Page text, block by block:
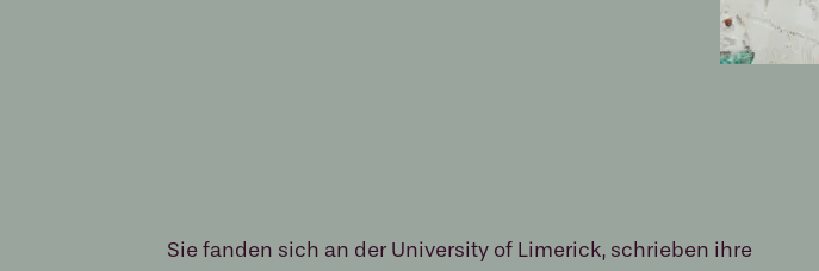
Sie fanden sich an der University of Limerick, schrieben ihre